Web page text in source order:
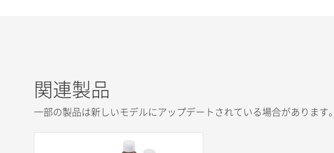
関連製品
一部の製品は新しいモデルにアップデートされている場合があります。